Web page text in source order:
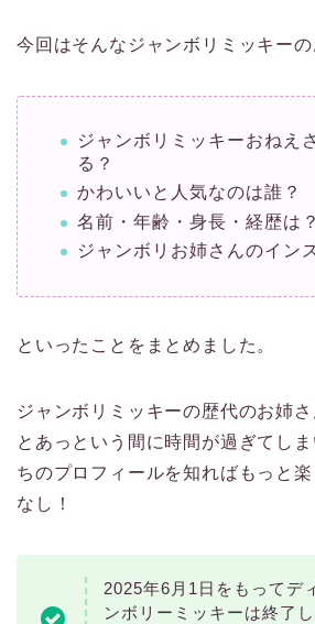
今回はそんなジャンボリミッキー
ジャンボリミッキーおねえ
る？
かわいいと人気なのは誰？
名前・年齢・身長・経歴は？
ジャンボリお姉さんのイン
といったことをまとめました。
ジャンボリミッキーの歴代のお姉
とあっという間に時間が過ぎてし
ちのプロフィールを知ればもっと
なし！
2025年6月1日をもってデ
ンボリーミッキーは終了